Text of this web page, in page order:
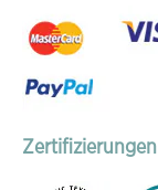
Zertifizierungen